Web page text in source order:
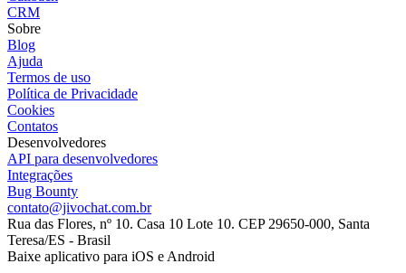
CRM
Sobre
Blog
Ajuda
Termos de uso
Política de Privacidade
Cookies
Contatos
Desenvolvedores
API para desenvolvedores
Integrações
Bug Bounty
contato@jivochat.com.br
Rua das Flores, nº 10. Casa 10 Lote 10. CEP 29650-000, Santa
Teresa/ES - Brasil
Baixe aplicativo para iOS e Android